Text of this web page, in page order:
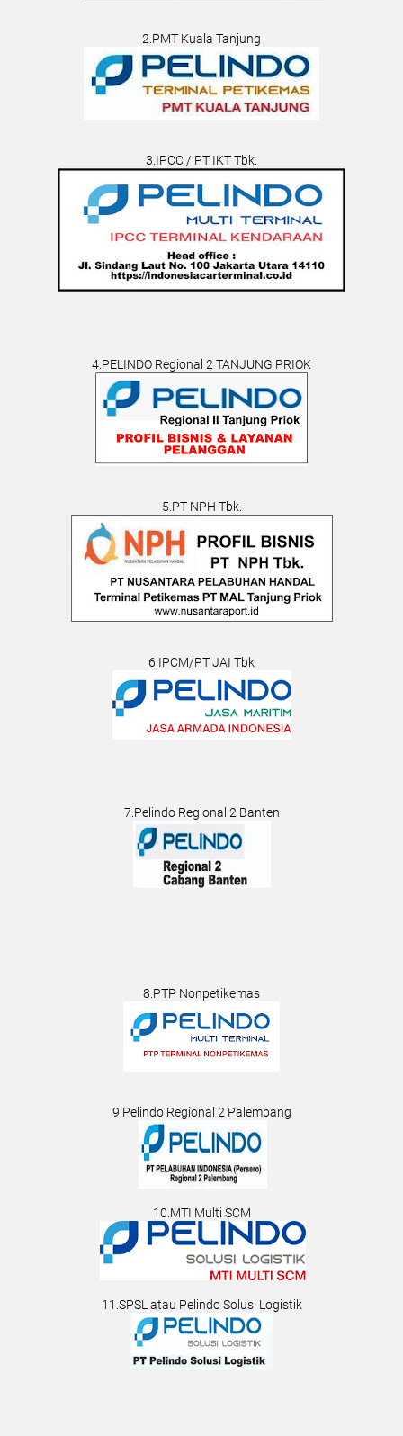
2.PMT Kuala Tanjung
3.IPCC / PT IKT Tbk.
4.PELINDO Regional 2 TANJUNG PRIOK
5.PT NPH Tbk.
6.IPCM/PT JAI Tbk
7.Pelindo Regional 2 Banten
8.PTP Nonpetikemas
9.Pelindo Regional 2 Palembang
10.MTI Multi SCM
11.SPSL atau Pelindo Solusi Logistik